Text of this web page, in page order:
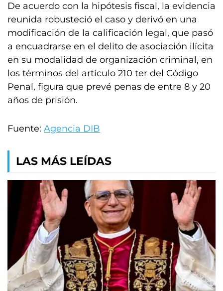
De acuerdo con la hipótesis fiscal, la evidencia
reunida robusteció el caso y derivó en una
modificación de la calificación legal, que pasó
a encuadrarse en el delito de asociación ilícita
en su modalidad de organización criminal, en
los términos del artículo 210 ter del Código
Penal, figura que prevé penas de entre 8 y 20
años de prisión.
Fuente: Agencia DIB
LAS MÁS LEÍDAS